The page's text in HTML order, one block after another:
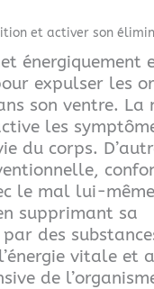
et activer son
énergiquement
expulser les
son ventre. La
les
du corps.
le mal lui-
supprimant sa
des
vitale et
de